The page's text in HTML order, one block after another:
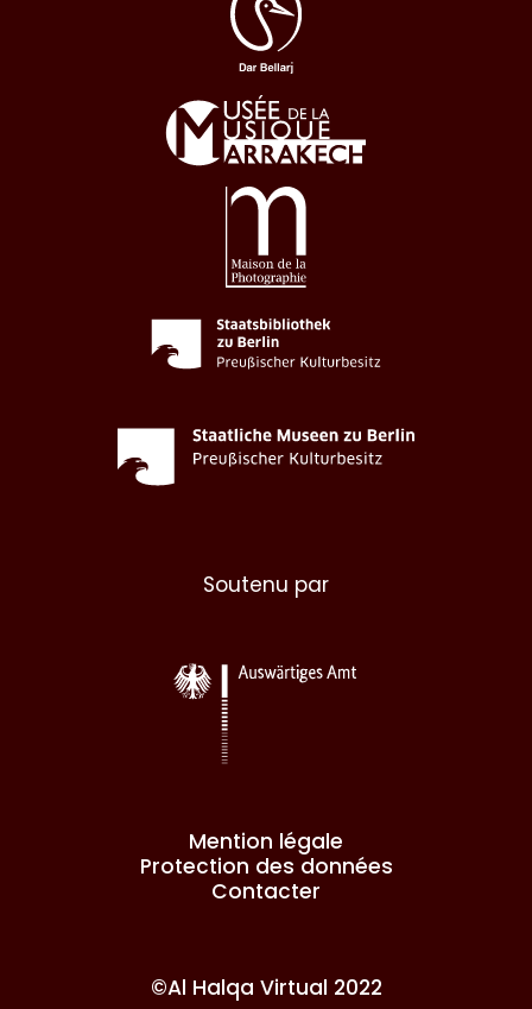
Soutenu par
Mention légale
Protection des données
Contacter
©Al Halqa Virtual 2022